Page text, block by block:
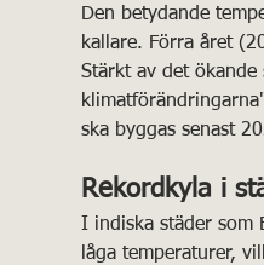
Den betydande
kallare. Förra året
Stärkt av det
ska byggas senast
Rekordkyla i
I indiska städer som
låga temperaturer,